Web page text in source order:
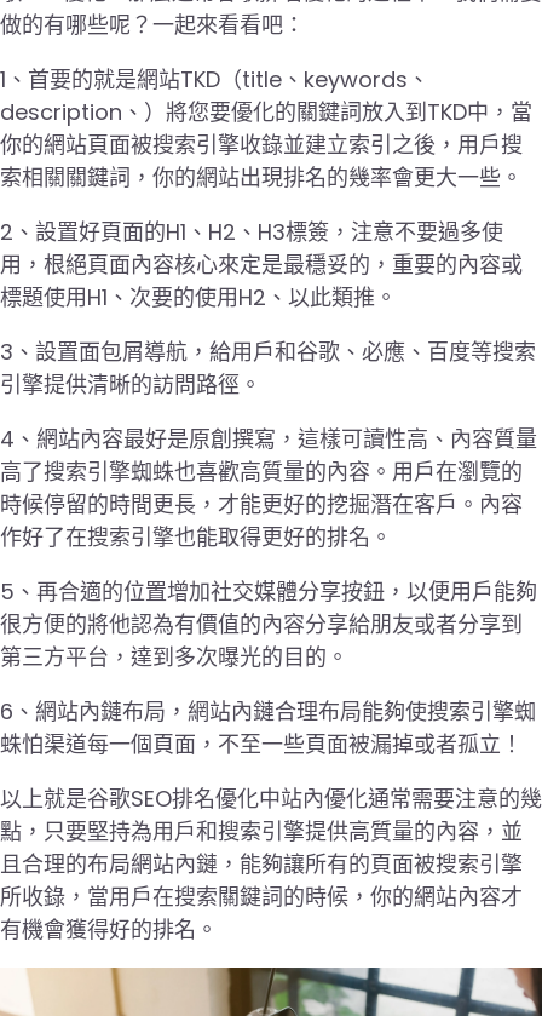
做的有哪些呢？一起來看看吧：
1、首要的就是網站TKD（title、keywords、
description、）將您要優化的關鍵詞放入到TKD中，當
你的網站頁面被搜索引擎收錄並建立索引之後，用戶搜
索相關關鍵詞，你的網站出現排名的幾率會更大一些。
2、設置好頁面的H1、H2、H3標簽，注意不要過多使
用，根絕頁面內容核心來定是最穩妥的，重要的內容或
標題使用H1、次要的使用H2、以此類推。
3、設置面包屑導航，給用戶和谷歌、必應、百度等搜索
引擎提供清晰的訪問路徑。
4、網站內容最好是原創撰寫，這樣可讀性高、內容質量
高了搜索引擎蜘蛛也喜歡高質量的內容。用戶在瀏覽的
時候停留的時間更長，才能更好的挖掘潛在客戶。內容
作好了在搜索引擎也能取得更好的排名。
5、再合適的位置增加社交媒體分享按鈕，以便用戶能夠
很方便的將他認為有價值的內容分享給朋友或者分享到
第三方平台，達到多次曝光的目的。
6、網站內鏈布局，網站內鏈合理布局能夠使搜索引擎蜘
蛛怕渠道每一個頁面，不至一些頁面被漏掉或者孤立！
以上就是谷歌SEO排名優化中站內優化通常需要注意的幾
點，只要堅持為用戶和搜索引擎提供高質量的內容，並
且合理的布局網站內鏈，能夠讓所有的頁面被搜索引擎
所收錄，當用戶在搜索關鍵詞的時候，你的網站內容才
有機會獲得好的排名。